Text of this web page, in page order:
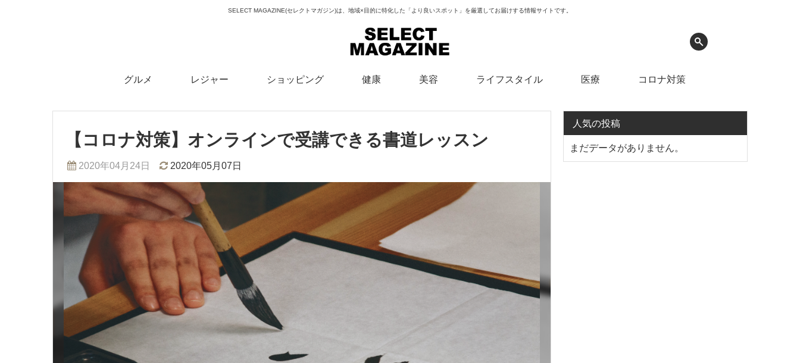
SELECT MAGAZINE(セレクトマガジン)は、地域×目的に特化した「より良いスポット」を厳選してお届けする情報サイトです。
グルメ レジャー ショッピング 健康 美容 ライフスタイル 医療 コロナ対策
【コロナ対策】オンラインで受講できる書道レッスン
2020年04月24日 2020年05月07日
人気の投稿
まだデータがありません。